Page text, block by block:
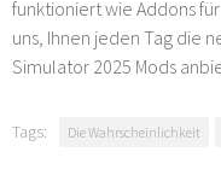
funktioniert wie Addons
uns, Ihnen jeden Tag die
Simulator 2025 Mods
Tags: Die Wahrscheinlichkeit